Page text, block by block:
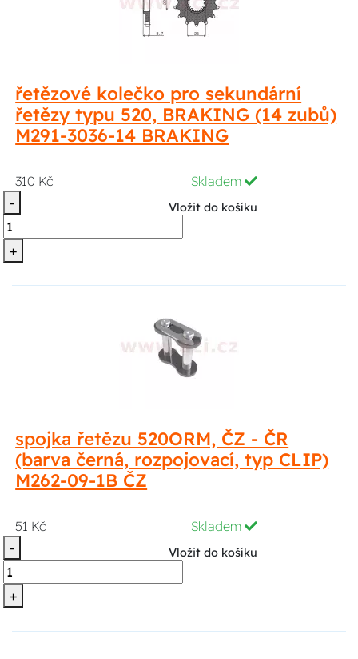
řetězové kolečko pro sekundární
řetězy typu 520, BRAKING (14 zubů)
M291-3036-14 BRAKING
310 Kč
Skladem
-
+
Vložit do košíku
spojka řetězu 520ORM, ČZ - ČR
(barva černá, rozpojovací, typ CLIP)
M262-09-1B ČZ
51 Kč
Skladem
-
+
Vložit do košíku